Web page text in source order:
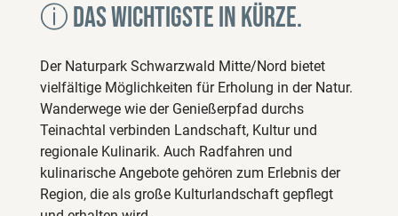
ⓘ Das wichtigste in Kürze.
Der Naturpark Schwarzwald Mitte/Nord bietet
vielfältige Möglichkeiten für Erholung in der Natur.
Wanderwege wie der Genießerpfad durchs
Teinachtal verbinden Landschaft, Kultur und
regionale Kulinarik. Auch Radfahren und
kulinarische Angebote gehören zum Erlebnis der
Region, die als große Kulturlandschaft gepflegt